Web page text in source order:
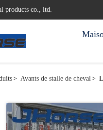
products co., ltd.
> Avants de stalle de cheval>